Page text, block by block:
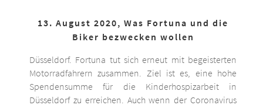
13. August 2020, Was Fortuna und die
Biker bezwecken wollen
Düsseldorf. Fortuna tut sich erneut mit begeisterten
Motorradfahrern zusammen. Ziel ist es, eine hohe
Spendensumme für die Kinderhospizarbeit in
Düsseldorf zu erreichen. Auch wenn der Coronavirus